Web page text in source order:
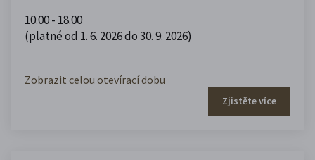
10.00 - 18.00
(platné od 1. 6. 2026 do 30. 9. 2026)
Zobrazit celou otevírací dobu
Zjistěte více